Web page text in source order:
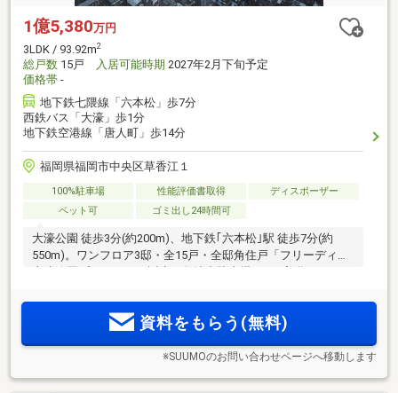
1億5,380万円
3LDK / 93.92m2
総戸数 15戸 入居可能時期 2027年2月下旬予定
価格帯 -
地下鉄七隈線「六本松」歩7分
西鉄バス「大濠」歩1分
地下鉄空港線「唐人町」歩14分
福岡県福岡市中央区草香江１
100%駐車場 性能評価書取得
ディスポーザー
ペット可
ゴミ出し24時間可
大濠公園 徒歩3分(約200m)、地下鉄｢六本松｣駅 徒歩7分(約
550m)。ワンフロア3邸・全15戸・全邸角住戸「フリーディア
資料をもらう(無料)
※SUUMOのお問い合わせページへ移動します